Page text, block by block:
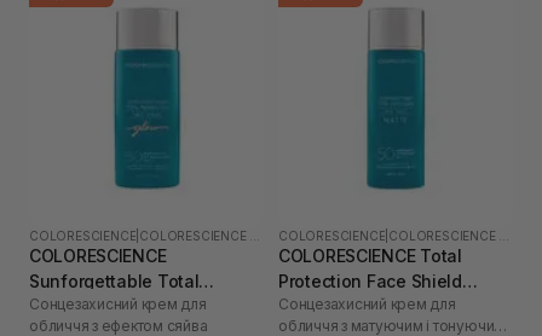
COLORESCIENCE
COLORESCIENCE
Sunforgettable Total
Protection Face Shield Glow
SPF 50 55 мл
Сонцезахисний крем для
обличчя з ефектом сяйва
COLORESCIENCE
COLORESCIENCE Total
Protection Face Shield
Matte SPF 50 55 мл
Сонцезахисний крем для
обличчя з матуючим і тонуючим